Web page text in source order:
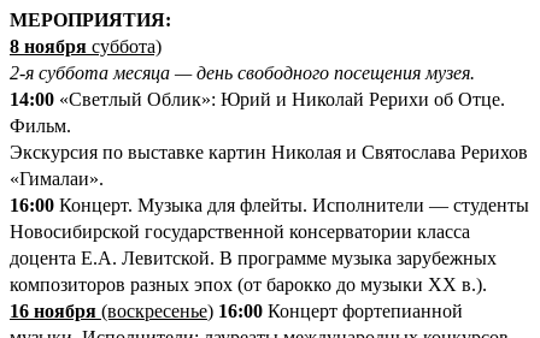
МЕРОПРИЯТИЯ:
8 ноября суббота)
2-я суббота месяца — день свободного посещения музея.
14:00 «Светлый Облик»: Юрий и Николай Рерихи об Отце.
Фильм.
Экскурсия по выставке картин Николая и Святослава Рерихов
«Гималаи».
16:00 Концерт. Музыка для флейты. Исполнители — студенты
Новосибирской государственной консерватории класса
доцента Е.А. Левитской. В программе музыка зарубежных
композиторов разных эпох (от барокко до музыки ХХ в.).
16 ноября (воскресенье) 16:00 Концерт фортепианной